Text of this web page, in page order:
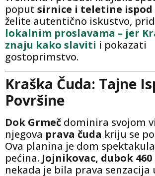
poput sirnice i teletine ispod
želite autentično iskustvo,
lokalnim proslavama – jer
znaju kako slaviti i pokazati
gostoprimstvo.
Kraška Čuda: Tajne
Površine
Dok Grmeč dominira svojom
njegova prava čuda kriju se
Ova planina je dom
pećina. Jojnikovac, dubok
nekada je bila prava senzacija